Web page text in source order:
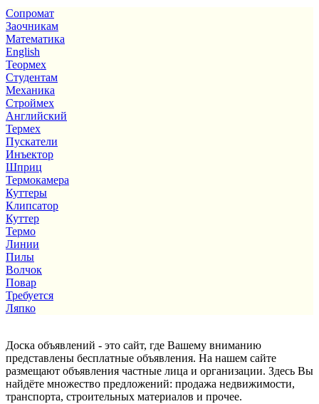
Сопромат
Заочникам
Математика
English
Теормех
Студентам
Механика
Строймех
Английский
Термех
Пускатели
Инъектор
Шприц
Термокамера
Куттеры
Клипсатор
Куттер
Термо
Линии
Пилы
Волчок
Повар
Требуется
Ляпко
Доска объявлений - это сайт, где Вашему вниманию
представлены бесплатные объявления. На нашем сайте
размещают объявления частные лица и организации. Здесь Вы
найдёте множество предложений: продажа недвижимости,
транспорта, строительных материалов и прочее.